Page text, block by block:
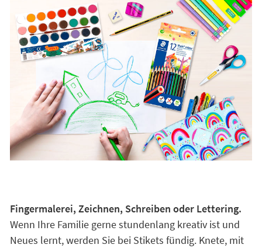
Fingermalerei, Zeichnen, Schreiben oder Lettering.
Wenn Ihre Familie gerne stundenlang kreativ ist und
Neues lernt, werden Sie bei Stikets fündig. Knete, mit